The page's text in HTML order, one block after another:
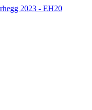
2023 - EH20